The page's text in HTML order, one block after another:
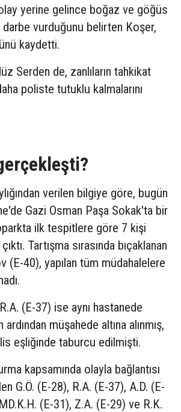
yerine gelince boğaz ve göğüs
vurduğunu belirten Koşer,
kaydetti.
Serden de, zanlıların tahkikat
poliste tutuklu kalmalarını
verilen bilgiye göre, bugün
Gazi Osman Paşa Sokak'ta bir
ilk tespitlere göre 7 kişi
Tartışma sırasında bıçaklanan
(E-40), yapılan tüm müdahalelere
(E-37) ise aynı hastanede
müşahede altına alınmış,
eşliğinde taburcu edilmişti.
kapsamında olayla bağlantısı
G.Ö. (E-28), R.A. (E-37), A.D. (E-
(E-31), Z.A. (E-29) ve R.K.